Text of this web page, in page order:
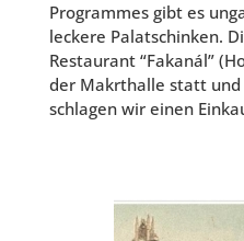
Programmes gibt es
leckere Palatschinken.
Restaurant “Fakanál”
der Makrthalle statt und
schlagen wir einen